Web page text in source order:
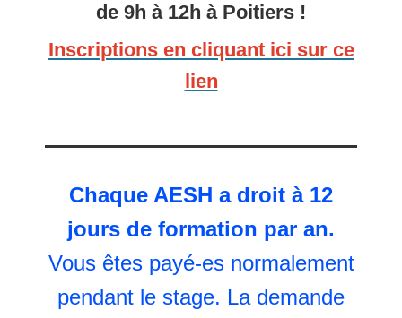
de 9h à 12h à Poitiers !
Inscriptions en cliquant ici sur ce
lien
Chaque AESH a droit à 12
jours de formation par an.
Vous êtes payé-es normalement
pendant le stage. La demande